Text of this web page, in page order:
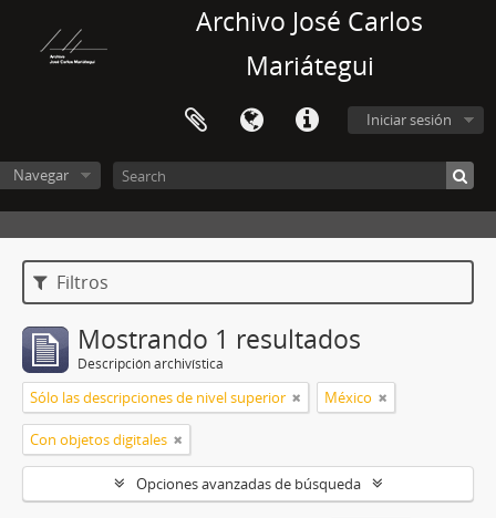
Archivo José Carlos
Mariátegui
Iniciar sesión
Navegar
Filtros
Mostrando 1 resultados
Descripción archivística
Sólo las descripciones de nivel superior México
Con objetos digitales
Opciones avanzadas de búsqueda